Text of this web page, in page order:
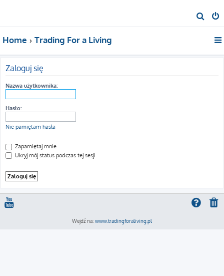
z
j
Home Trading For a Living
Zaloguj się
Nazwa użytkownika:
Hasło:
Nie pamiętam hasła
Zapamiętaj mnie
Ukryj mój status podczas tej sesji
Wejdź na: www.tradingforaliving.pl